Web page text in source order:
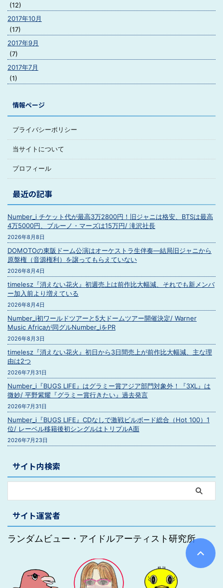
(12)
2017年10月
(17)
2017年9月
(7)
2017年7月
(1)
情報ページ
プライバシーポリシー
当サイトについて
プロフィール
最近の記事
Number_i チケット代が最高3万2800円！旧ジャニは格安、BTSは最高
4万5000円、ブルーノ・マーズは15万円/ 滝沢社長
2026年8月8日
DOMOTOの東阪ドーム公演はオーケストラ生伴奏―結局旧ジャニから
原盤権（音源権利）を譲ってもらえていない
2026年8月4日
timelesz『消えない花火』初週売上は前作比大幅減、それでも新メンバ
ー加入前より増えている
2026年8月4日
Number_i初ワールドツアーと5大ドームツアー開催決定/ Warner
Music Africaが同グルNumber_iをPR
2026年8月3日
timelesz『消えない花火』初日から3日間売上が前作比大幅減、主な理
由は2つ
2026年7月31日
Number_i『BUGS LIFE』はグラミー賞アジア部門対象外！『3XL』は
微妙/ 平野紫耀『グラミー賞行きたい』過去発言
2026年7月31日
Number_i『BUGS LIFE』CDなしで激戦ビルボード総合（Hot 100）1
位/ レーベル移籍後初シングルはトリプルA面
2026年7月23日
サイト内検索
サイト運営者
ランダムビュー・アイドルアーティスト研究所